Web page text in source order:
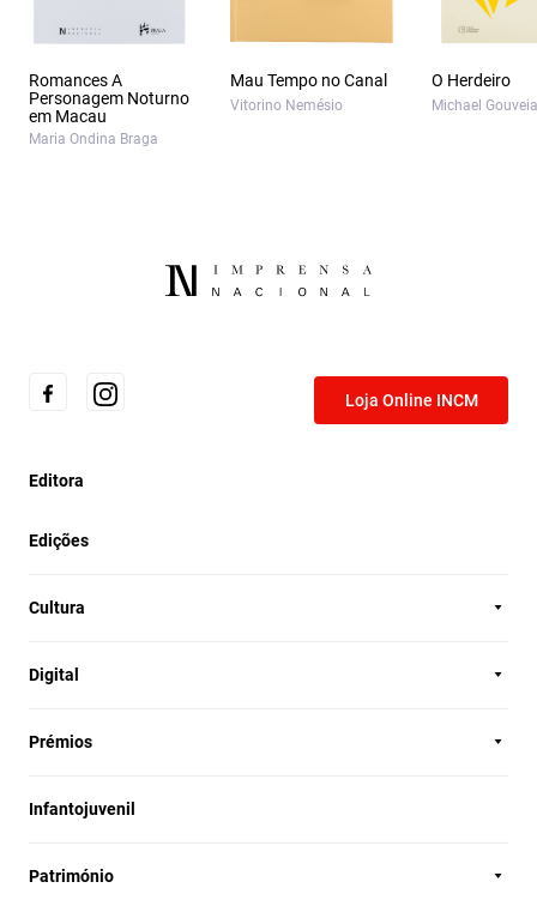
Romances A
Personagem Noturno
em Macau
Maria Ondina Braga
Mau Tempo no Canal
Vitorino Nemésio
O Herdeiro
Michael Gouveia
Loja Online INCM
Editora
Edições
Cultura
Digital
Prémios
Infantojuvenil
Património